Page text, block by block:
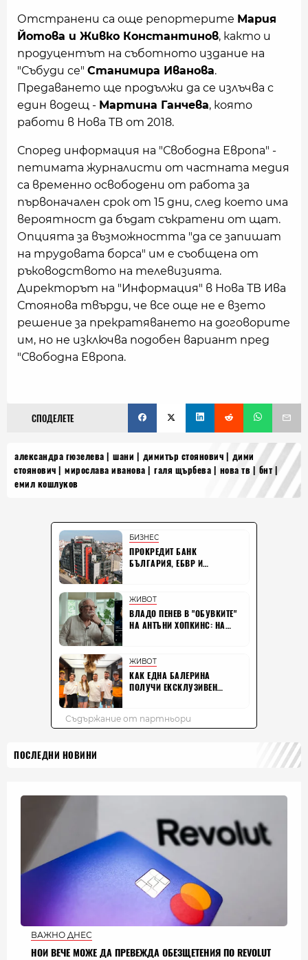
Отстранени са още репортерите Мария
Йотова и Живко Константинов, както и
продуцентът на съботното издание на
"Събуди се" Станимира Иванова.
Предаването ще продължи да се излъчва с
един водещ - Мартина Ганчева, която
работи в Нова ТВ от 2018.
Според информация на "Свободна Европа" -
петимата журналисти от частната медия
са временно освободени от работа за
първоначален срок от 15 дни, след което има
вероятност да бъдат съкратени от щат.
Опцията за възможността "да се запишат
на трудовата борса" им е съобщена от
ръководството на телевизията.
Директорът на "Информация" в Нова ТВ Ива
Стоянова твърди, че все още не е взето
решение за прекратяването на договорите
им, но не изключва подобен вариант пред
"Свободна Европа.
СПОДЕЛЕТЕ
александра гюзелева шани димитър стоянович
дими
стоянович
мирослава иванова галя щърбева нова тв
бнт
емил кошлуков
ПОСЛЕДНИ НОВИНИ
ВАЖНО ДНЕС
НОИ ВЕЧЕ МОЖЕ ДА ПРЕВЕЖДА ОБЕЗЩЕТЕНИЯ ПО REVOLUT